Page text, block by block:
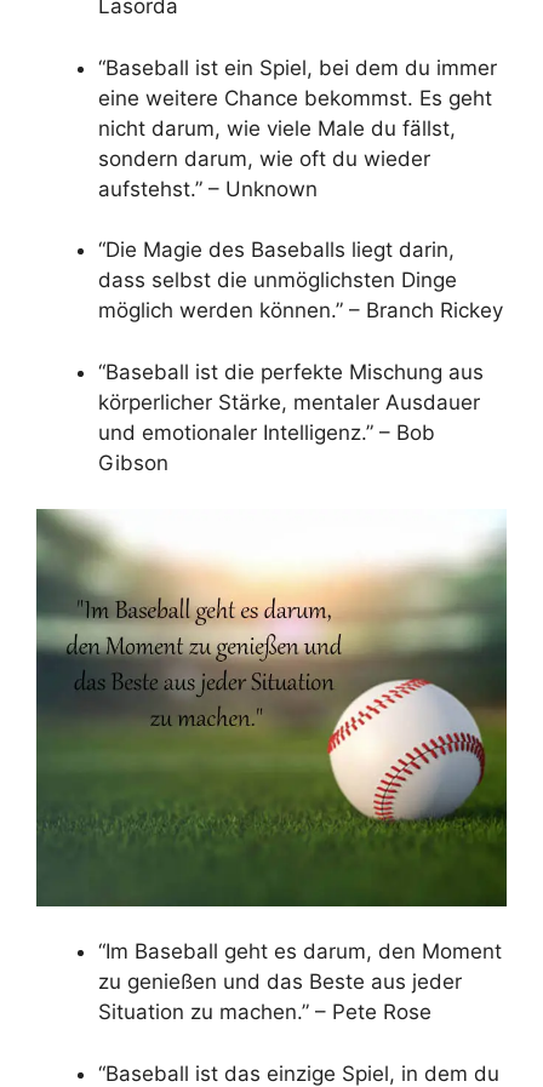
Lasorda
“Baseball ist ein Spiel, bei dem du immer
eine weitere Chance bekommst. Es geht
nicht darum, wie viele Male du fällst,
sondern darum, wie oft du wieder
aufstehst.” – Unknown
“Die Magie des Baseballs liegt darin,
dass selbst die unmöglichsten Dinge
möglich werden können.” – Branch Rickey
“Baseball ist die perfekte Mischung aus
körperlicher Stärke, mentaler Ausdauer
und emotionaler Intelligenz.” – Bob
Gibson
“Im Baseball geht es darum, den Moment
zu genießen und das Beste aus jeder
Situation zu machen.” – Pete Rose
“Baseball ist das einzige Spiel, in dem du